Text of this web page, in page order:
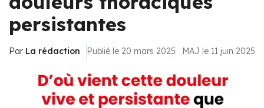
persistantes
Par La rédaction Publié le 20 mars 2025 MAJ le 11 juin 2025